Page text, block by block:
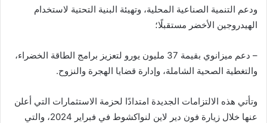
ودعم التنمية الصناعية المحلية، وتهيئة البنية التحتية لاستخدام
الهيدروجين الأخضر مستقبلًا؛
– دعم ميزانوي بقيمة 37 مليون يورو لتعزيز برامج الطاقة الخضراء،
والتغطية الصحية الشاملة، وإدارة قضايا الهجرة والنزوح.
وتأتي هذه الالتزامات الجديدة امتدادًا لحزمة الاستثمارات التي أعلن
عنها خلال زيارة فون دير لاين لنواكشوط في فبراير 2024، والتي